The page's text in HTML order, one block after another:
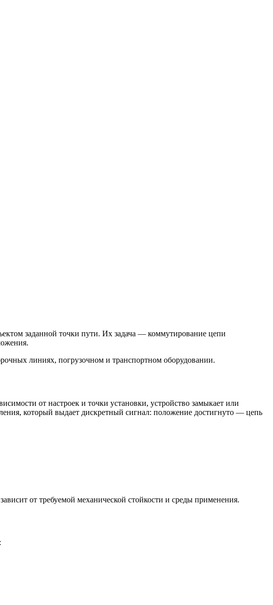
заданной точки пути. Их задача — коммутирование цепи
линиях, погрузочном и транспортном оборудовании.
от настроек и точки установки, устройство замыкает или
который выдает дискретный сигнал: положение достигнуто — цепь
от требуемой механической стойкости и среды применения.